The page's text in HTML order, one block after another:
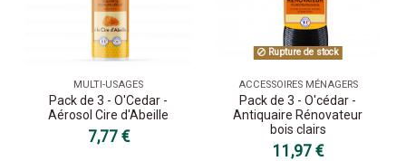
MULTI-USAGES
Pack de 3 - O'Cedar -
Aérosol Cire d'Abeille
7,77 €
Rupture de stock
ACCESSOIRES MÉNAGERS
Pack de 3 - O'cédar -
Antiquaire Rénovateur
bois clairs
11,97 €